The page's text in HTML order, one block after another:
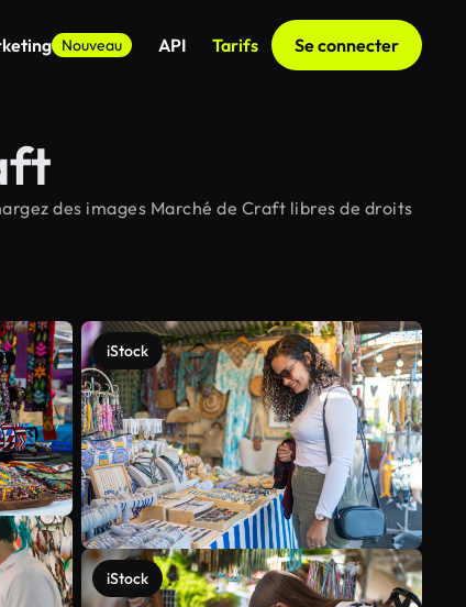
Nouveau API Tarifs Se connecter
des images Marché de Craft libres de droits
iStock
iStock